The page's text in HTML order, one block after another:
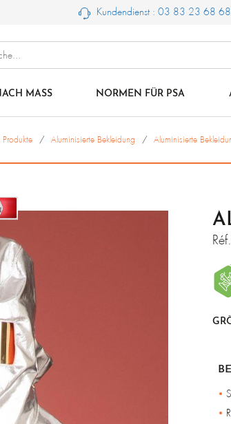
Kundendienst : 03 83 23 68 68
MASS NORMEN FÜR PSA
Produkte Aluminisierte Bekleidung Aluminisierte
Réf.